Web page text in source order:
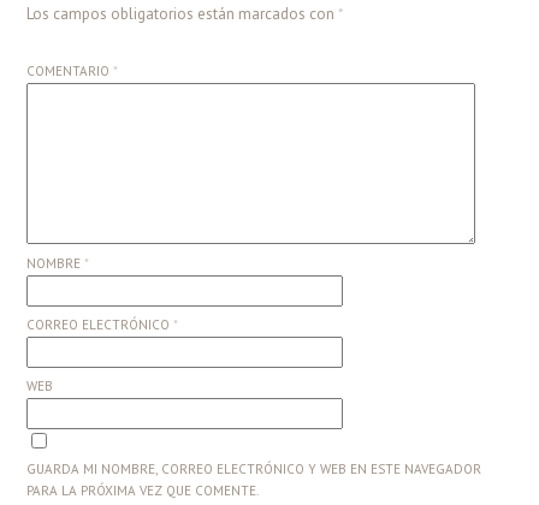
Los campos obligatorios están marcados con*
COMENTARIO*
NOMBRE*
CORREO ELECTRÓNICO*
WEB
GUARDA MI NOMBRE, CORREO ELECTRÓNICO Y WEB EN ESTE NAVEGADOR
PARA LA PRÓXIMA VEZ QUE COMENTE.